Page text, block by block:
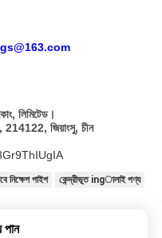
লিমিটেড।
214122, জিয়াংসু, চীন
নিক্ষেপ পাইপ কেন্দ্রীভূত ingালাই পণ্য
পান